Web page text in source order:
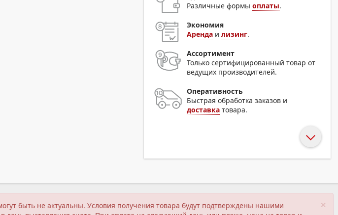
Различные формыоплаты.
Экономия
Аренда илизинг.
Ассортимент
Только сертифицированный товар от
ведущих производителей.
Оперативность
Быстрая обработка заказов и
доставка товара.
×
быть не актуальны. Условия получения товара будут подтверждены нашими